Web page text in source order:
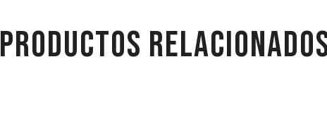
PRODUCTOS